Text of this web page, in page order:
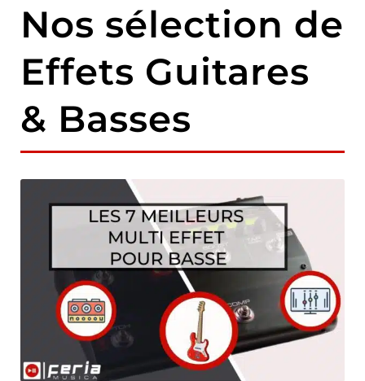
Nos sélection de
Effets Guitares
& Basses